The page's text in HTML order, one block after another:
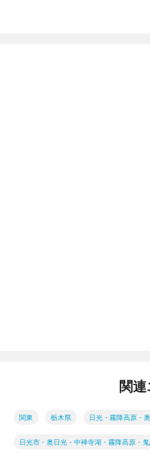
関
関東 栃木県 日光・霧降高原・
日光市・奥日光・中禅寺湖・霧降高原・